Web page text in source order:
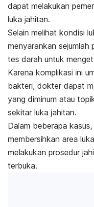
dapat melakukan
luka jahitan.
Selain melihat kondisi
menyarankan sejumlah
tes darah untuk
Karena komplikasi ini
bakteri, dokter dapat
yang diminum atau
sekitar luka jahitan.
Dalam beberapa
membersihkan area
melakukan prosedur
terbuka.